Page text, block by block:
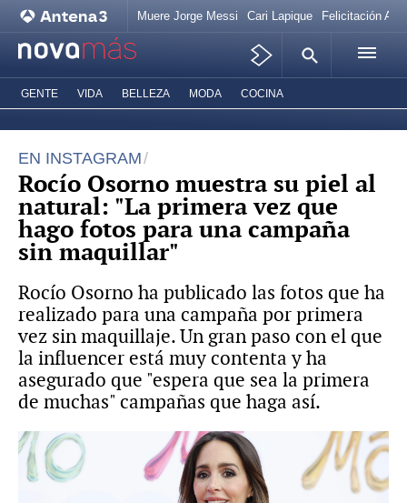
Muere Jorge Messi Cari Lapique Felicitación
GENTE VIDA BELLEZA MODA COCINA
EN INSTAGRAM
Rocío Osorno muestra su piel al
natural: "La primera vez que
hago fotos para una campaña
sin maquillar"
Rocío Osorno ha publicado las fotos que ha
realizado para una campaña por primera
vez sin maquillaje. Un gran paso con el que
la influencer está muy contenta y ha
asegurado que "espera que sea la primera
de muchas" campañas que haga así.